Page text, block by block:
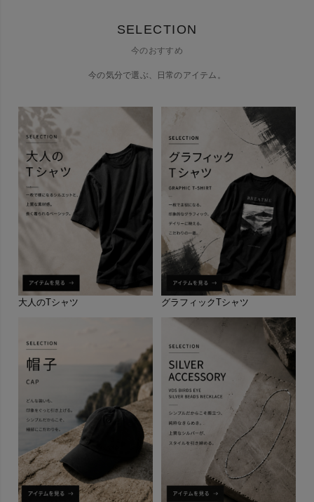
SELECTION
今のおすすめ
今の気分で選ぶ、日常のアイテム。
大人のTシャツ グラフィックTシャツ